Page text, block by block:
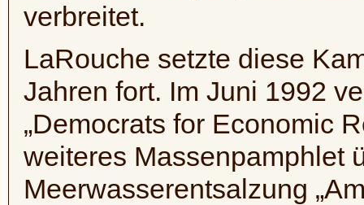
verbreitet.
LaRouche setzte diese
Jahren fort. Im Juni 1992
„Democrats for Economic
weiteres Massenpamphlet
Meerwasserentsalzung